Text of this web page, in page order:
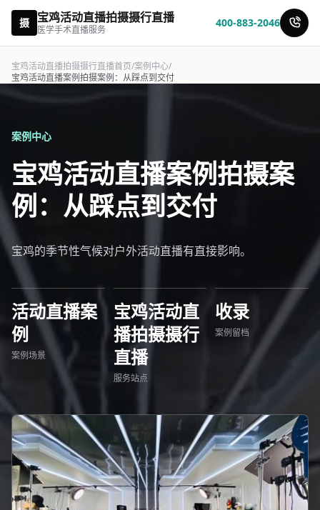
摄 宝鸡活动直播拍摄摄行直播
医学手术直播服务
400-883-2046
宝鸡活动直播拍摄摄行直播首页/案例中心/
宝鸡活动直播案例拍摄案例：从踩点到交付
案例中心
宝鸡活动直播案例拍摄案
例：从踩点到交付
宝鸡的季节性气候对户外活动直播有直接影响。
活动直播案
例
案例场景
宝鸡活动直
播拍摄摄行
直播
服务站点
收录
案例留档